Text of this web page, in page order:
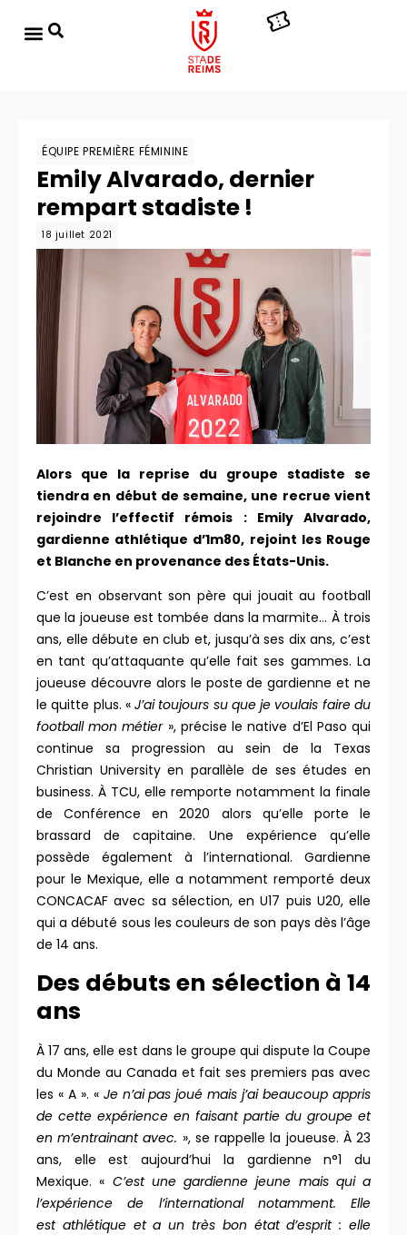
ÉQUIPE PREMIÈRE FÉMININE
Emily Alvarado, dernier
rempart stadiste !
18 juillet 2021
Alors que la reprise du groupe stadiste se
tiendra en début de semaine, une recrue vient
rejoindre l’effectif rémois : Emily Alvarado,
gardienne athlétique d’1m80, rejoint les Rouge
et Blanche en provenance des États-Unis.
C’est en observant son père qui jouait au football
que la joueuse est tombée dans la marmite… À trois
ans, elle débute en club et, jusqu’à ses dix ans, c’est
en tant qu’attaquante qu’elle fait ses gammes. La
joueuse découvre alors le poste de gardienne et ne
le quitte plus. «J’ai toujours su que je voulais faire du
football mon métier », précise le native d’El Paso qui
continue sa progression au sein de la Texas
Christian University en parallèle de ses études en
business. À TCU, elle remporte notamment la finale
de Conférence en 2020 alors qu’elle porte le
brassard de capitaine. Une expérience qu’elle
possède également à l’international. Gardienne
pour le Mexique, elle a notamment remporté deux
CONCACAF avec sa sélection, en U17 puis U20, elle
qui a débuté sous les couleurs de son pays dès l’âge
de 14 ans.
Des débuts en sélection à 14
ans
À 17 ans, elle est dans le groupe qui dispute la Coupe
du Monde au Canada et fait ses premiers pas avec
les « A ». « Je n’ai pas joué mais j’ai beaucoup appris
de cette expérience en faisant partie du groupe et
en m’entrainant avec. », se rappelle la joueuse. À 23
ans, elle est aujourd’hui la gardienne n°1 du
Mexique. « C’est une gardienne jeune mais qui a
l’expérience de l’international notamment. Elle
est athlétique et a un très bon état d’esprit : elle